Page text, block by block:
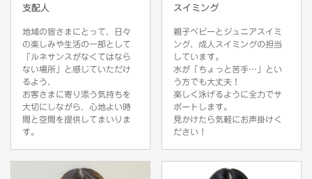
支配人
地域の皆さまにとって、日々
の楽しみや生活の一部として
「ルネサンスがなくてはなら
ない場所」と感じていただけ
るよう、
お客さまに寄り添う気持ちを
大切にしながら、心地よい時
間と空間を提供してまいりま
す。
スイミング
親子ベビーとジュニアスイミ
ング、成人スイミングの担当
しています。
水が「ちょっと苦手…」とい
う方でも大丈夫！
楽しく泳げるように全力でサ
ポートします。
見かけたら気軽にお声掛けく
ださい！